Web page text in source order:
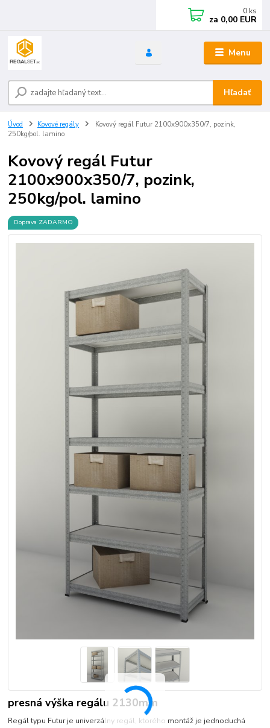
Menu
Hľadať
0 ks
za 0,00 EUR
Úvod Kovové regály
Kovový regál Futur 2100x900x350/7, pozink,
250kg/pol. lamino
Kovový regál Futur
2100x900x350/7, pozink,
250kg/pol. lamino
Doprava ZADARMO
presná výška regálu 2130mm
Regál typu Futur je univerzálny regál, ktorého montáž je jednoduchá